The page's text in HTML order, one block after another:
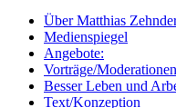
Über Matthias
Medienspiegel
Angebote:
Vorträge/Moderationen
Besser Leben und
Text/Konzeption